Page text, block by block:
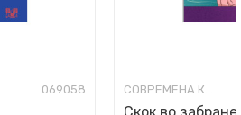
069058 СОВРЕМЕНА КНИЖЕВНОСТ